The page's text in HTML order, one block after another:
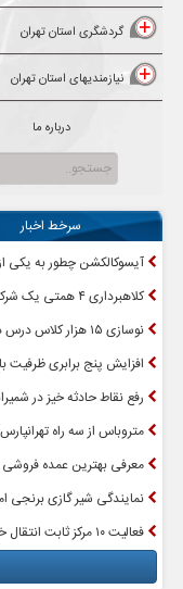
گردشگری استان تهران
نیازمندیهای استان تهران
درباره ما
سرخط اخبار
آیسوکالکشن چطور به یکی
کلاهبرداری ۴ همتی یک شرکت مهاجرتی
نوسازی ۱۵ هزار کلاس درس در استان تهران
افزایش پنج برابری ظرفیت
رفع نقاط حادثه خیز در
متروباس از سه راه
معرفی بهترین عمده فروشی
نمایندگی شیر گازی برنجی
فعالیت ۱۰ مرکز ثابت انتقال خون در سطح استان تهران